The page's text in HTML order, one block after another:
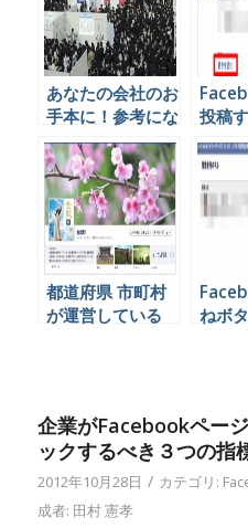
あなたの会社のお
手本に！参考にな
る新卒採用
Facebookページ
投稿
っと
理由。
都道府県 市町村
が運営している
ねボ
企業がFacebookペー
ックするべき３つの指
2012年10月28日 / カテゴリ:
成者: 田村 憲孝